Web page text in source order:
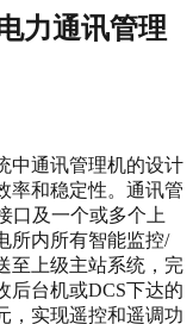
力通讯管理
中通讯管理机的设计
率和稳定性。通讯管
口及一个或多个上
所内所有智能监控/
至上级主站系统，完
后台机或DCS下达的
，实现遥控和遥调功